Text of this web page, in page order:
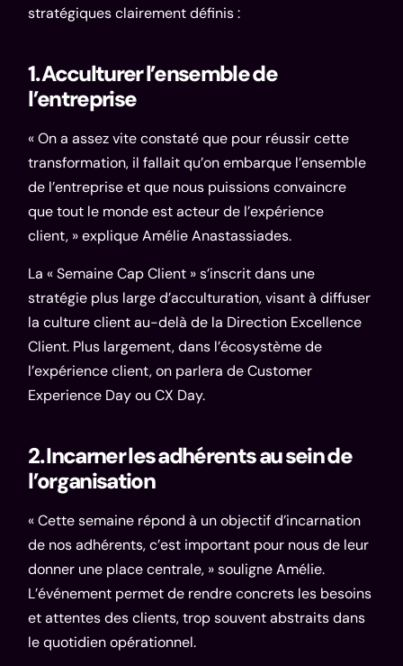
stratégiques clairement définis :
1. Acculturer l’ensemble de
l’entreprise
« On a assez vite constaté que pour réussir cette
transformation, il fallait qu’on embarque l’ensemble
de l’entreprise et que nous puissions convaincre
que tout le monde est acteur de l’expérience
client, » explique Amélie Anastassiades.
La « Semaine Cap Client » s’inscrit dans une
stratégie plus large d’acculturation, visant à diffuser
la culture client au-delà de la Direction Excellence
Client. Plus largement, dans l’écosystème de
l’expérience client, on parlera deCustomer
Experience Day ou CX Day.
2. Incarner les adhérents au sein de
l’organisation
« Cette semaine répond à un objectif d’incarnation
de nos adhérents, c’est important pour nous de leur
donner une place centrale, » souligne Amélie.
L’événement permet de rendre concrets les besoins
et attentes des clients, trop souvent abstraits dans
le quotidien opérationnel.